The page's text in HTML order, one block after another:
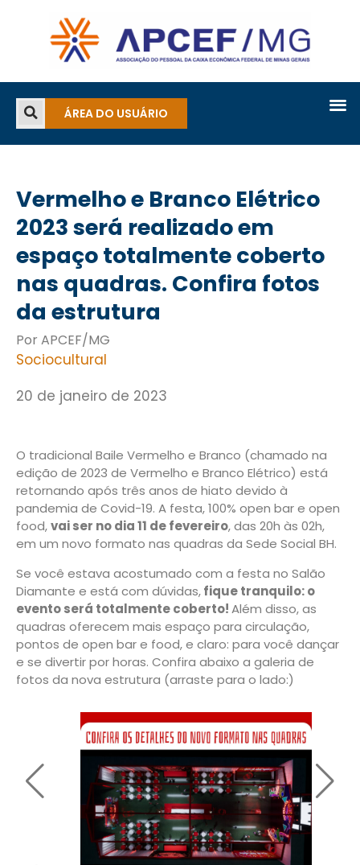
ÁREA DO USUÁRIO
Vermelho e Branco Elétrico
2023 será realizado em
espaço totalmente coberto
nas quadras. Confira fotos
da estrutura
Por APCEF/MG
Sociocultural
20 de janeiro de 2023
O tradicional Baile Vermelho e Branco (chamado na
edição de 2023 de Vermelho e Branco Elétrico) está
retornando após três anos de hiato devido à
pandemia de Covid-19. A festa, 100% open bar e open
food,vai ser no dia 11 de fevereiro, das 20h às 02h,
em um novo formato nas quadras da Sede Social BH.
Se você estava acostumado com a festa no Salão
Diamante e está com dúvidas,fique tranquilo: o
evento será totalmente coberto!Além disso, as
quadras oferecem mais espaço para circulação,
pontos de open bar e food, e claro: para você dançar
e se divertir por horas. Confira abaixo a galeria de
fotos da nova estrutura (arraste para o lado:)